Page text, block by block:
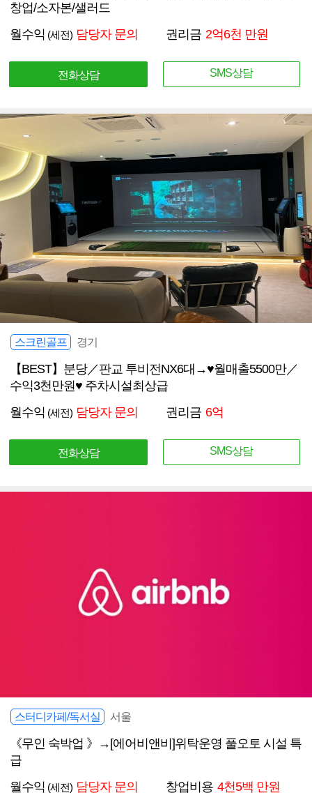
창업/소자본/샐러드
월수익 (세전) 담당자 문의 권리금 2억6천 만원
전화상담 SMS상담
스크린골프 경기
【BEST】분당／판교 투비전NX6대→♥월매출5500만／
수익3천만원♥ 주차시설최상급
월수익 (세전) 담당자 문의 권리금 6억
전화상담 SMS상담
스터디카페/독서실 서울
《무인 숙박업 》→[에어비앤비]위탁운영 풀오토 시설 특
급
월수익 (세전) 담당자 문의 창업비용 4천5백 만원